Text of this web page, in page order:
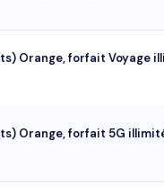
Orange, forfait Voyage
Orange, forfait 5G